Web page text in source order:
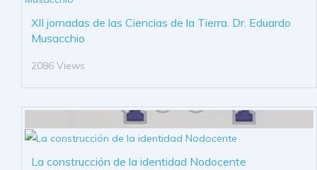
XII jornadas de las Ciencias de la Tierra. Dr. Eduardo
Musacchio
2086 Views
La construcción de la identidad Nodocente